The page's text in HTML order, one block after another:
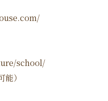
school/
）